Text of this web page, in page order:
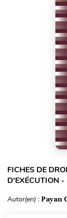
FICHES DE
D'EXÉCUTION -
Autor(en) : Payan